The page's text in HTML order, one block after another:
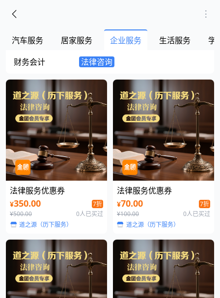
汽车服务 居家服务 企业服务 生活服务
学
财务会计
法律咨询
法律服务优惠券
¥350.00
7折
¥500.00
0人已买过
道之源（历下服务）
法律服务优惠券
¥70.00
7折
¥100.00
0人已买过
道之源（历下服务）